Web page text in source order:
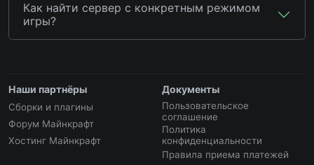
Как найти сервер с конкретным режимом
игры?
Наши партнёры
Сборки и плагины
Форум Майнкрафт
Хостинг Майнкрафт
Документы
Пользовательское
соглашение
Политика
конфиденциальности
Правила приема платежей